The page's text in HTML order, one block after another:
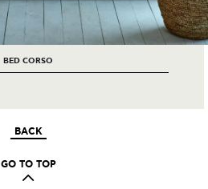
ΒED CORSO
BACK
GO TO TOP